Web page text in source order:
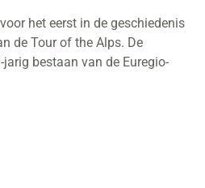
het eerst in de geschiedenis
de Tour of the Alps. De
bestaan van de Euregio-